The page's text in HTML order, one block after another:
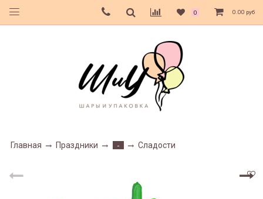
0 0.00 руб
Главная Праздники - Сладости